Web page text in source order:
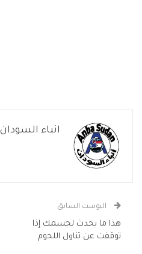
انباء السودان
البوست السابق
هذا ما يحدث لجسمك إذا
توقفت عن تناول اللحوم